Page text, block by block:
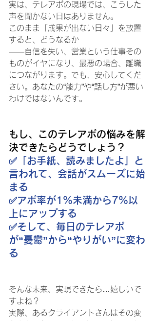
実は、テレアポの現場では、こうした
声を聞かない日はありません。
このまま「成果が出ない日々」を放置
すると、どうなるか
――自信を失い、営業という仕事その
ものがイヤになり、最悪の場合、離職
につながります。でも、安心してくだ
さい。あなたの“能力”や“話し方”が悪い
わけではないんです。
もし、このテレアポの悩みを解
決できたらどうでしょう？
✅️「お手紙、読みましたよ」と
言われて、会話がスムーズに始
まる
✅️アポ率が1％未満から7％以
上にアップする
✅️そして、毎日のテレアポ
が“憂鬱”から“やりがい”に変わ
る
そんな未来、実現できたら…嬉しいで
すよね？
実際、あるクライアントさんはその変